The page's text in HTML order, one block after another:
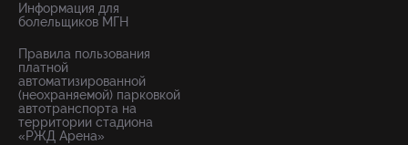
Информация для
болельщиков МГН
Правила пользования
платной
автоматизированной
(неохраняемой) парковкой
автотранспорта на
территории стадиона
«РЖД Арена»